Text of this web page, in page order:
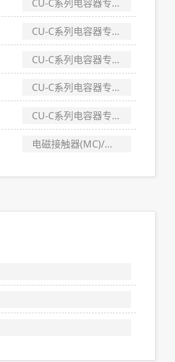
CU-C系列电容器专用电磁接触器
CU-C系列电容器专用电磁接触器
CU-C系列电容器专用电磁接触器
CU-C系列电容器专用电磁接触器
CU-C系列电容器专用电磁接触器
电磁接触器(MC)/电磁开关(MS)